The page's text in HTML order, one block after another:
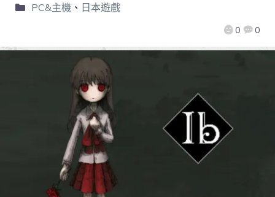
0 0
PC&主機 、 日本遊戲